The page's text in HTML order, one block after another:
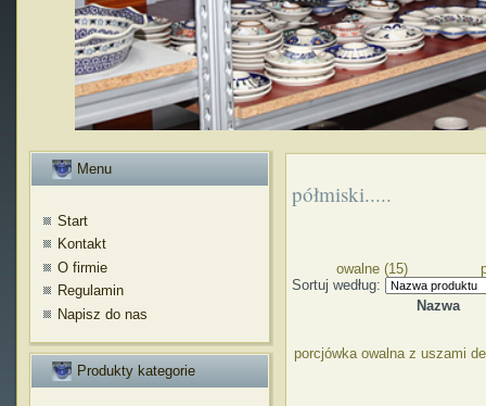
Menu
Start
Kontakt
O firmie
Regulamin
Napisz do nas
Produkty kategorie
półmiski.....
owalne (15)
Sortuj według:
Nazwa
porcjówka owalna z uszami